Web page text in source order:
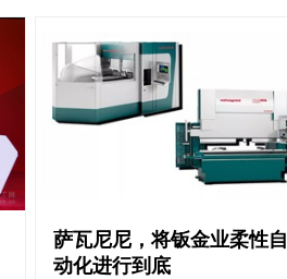
萨瓦尼尼，将钣金业柔性自
动化进行到底